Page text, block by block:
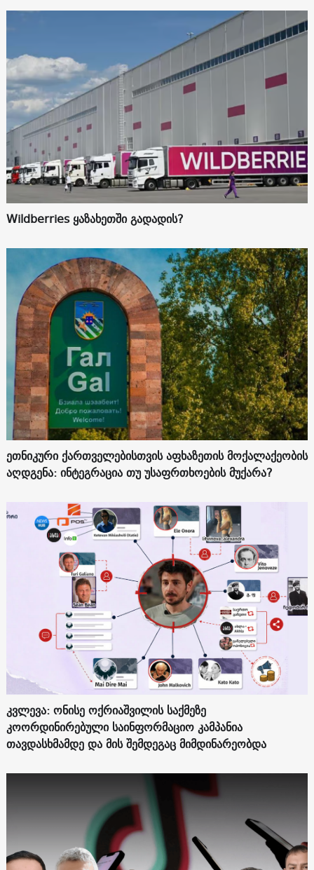
Wildberries ყაზახეთში გადადის?
ეთნიკური ქართველებისთვის აფხაზეთის მოქალაქეობის
აღდგენა: ინტეგრაცია თუ უსაფრთხოების მუქარა?
კვლევა: ონისე ოქრიაშვილის საქმეზე
კოორდინირებული საინფორმაციო კამპანია
თავდასხმამდე და მის შემდეგაც მიმდინარეობდა